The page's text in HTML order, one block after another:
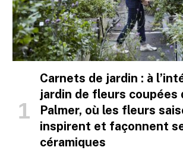
Carnets de jardin : à
jardin de fleurs coupées
Palmer, où les fleurs
inspirent et façonnent
céramiques